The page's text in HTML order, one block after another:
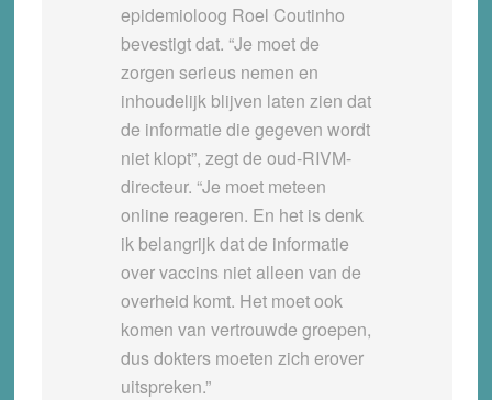
epidemioloog Roel Coutinho
bevestigt dat. “Je moet de
zorgen serieus nemen en
inhoudelijk blijven laten zien dat
de informatie die gegeven wordt
niet klopt”, zegt de oud-RIVM-
directeur. “Je moet meteen
online reageren. En het is denk
ik belangrijk dat de informatie
over vaccins niet alleen van de
overheid komt. Het moet ook
komen van vertrouwde groepen,
dus dokters moeten zich erover
uitspreken.”